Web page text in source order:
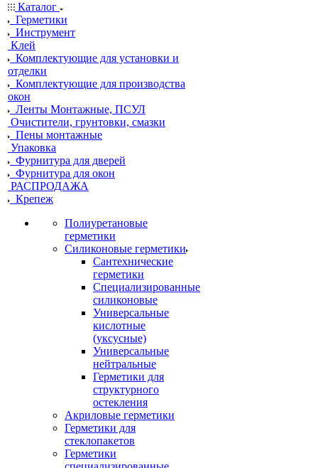
Каталог
Герметики
Инструмент
Клей
Комплектующие для установки и
отделки
Комплектующие для производства
окон
Ленты Монтажные, ПСУЛ
Очистители, грунтовки, смазки
Пены монтажные
Упаковка
Фурнитура для дверей
Фурнитура для окон
РАСПРОДАЖА
Крепеж
Полиуретановые
герметики
Силиконовые герметики
Сантехнические
герметики
Специализированные
силиконовые
Универсальные
кислотные
(уксусные)
Универсальные
нейтральные
Герметики для
структурного
остекления
Акриловые герметики
Герметики для
стеклопакетов
Герметики